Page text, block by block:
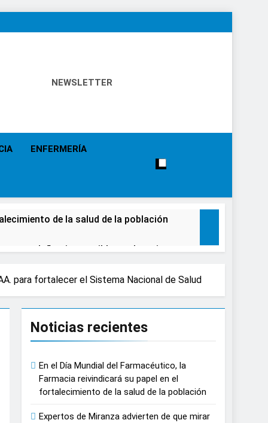
NEWSLETTER
ENFERMERÍA
de la salud de la población
daños irreversibles en la retina en
tratamiento de pacientes con cáncer
proyecciones de películas de los
lactante
playas y otros espacios al aire
para fortalecer el Sistema Nacional de Salud
Noticias recientes
En el Día Mundial del Farmacéutico, la
Farmacia reivindicará su papel en el
fortalecimiento de la salud de la población
Expertos de Miranza advierten de que mirar